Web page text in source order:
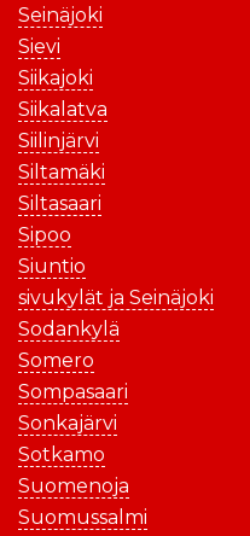
Seinäjoki
Sievi
Siikajoki
Siikalatva
Siilinjärvi
Siltamäki
Siltasaari
Sipoo
Siuntio
sivukylät ja Seinäjoki
Sodankylä
Somero
Sompasaari
Sonkajärvi
Sotkamo
Suomenoja
Suomussalmi